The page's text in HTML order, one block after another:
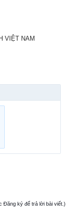
VIỆT NAM
Đăng ký để trả lời bài viết.)